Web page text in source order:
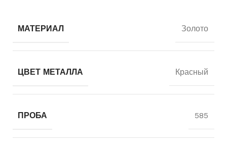
МАТЕРИАЛ Золото
ЦВЕТ МЕТАЛЛА Красный
ПРОБА 585